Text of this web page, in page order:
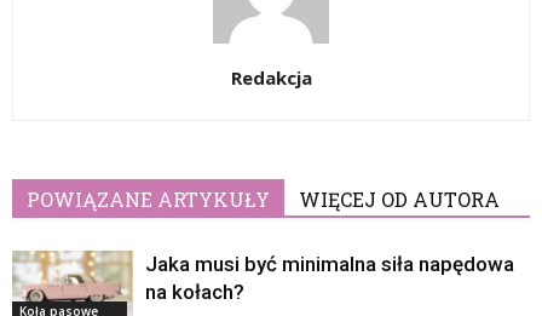
Redakcja
POWIĄZANE ARTYKUŁY WIĘCEJ OD AUTORA
Koła pasowe
Jaka musi być minimalna siła napędowa
na kołach?